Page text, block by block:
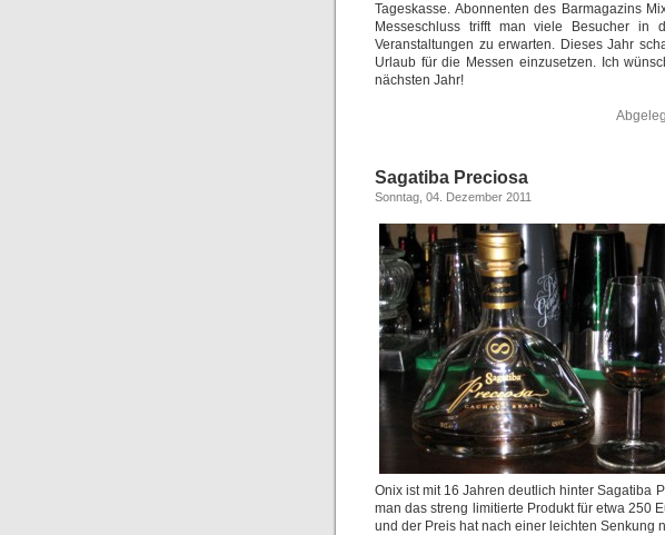
Tageskasse. Abonnenten des Barmagazins
Messeschluss trifft man viele Besucher
Veranstaltungen zu erwarten. Dieses Jahr
Urlaub für die Messen einzusetzen. Ich
nächsten Jahr!
Sagatiba Preciosa
Sonntag, 04. Dezember 2011
Onix ist mit 16 Jahren deutlich hinter Sagatiba
man das streng limitierte Produkt für etwa 250
und der Preis hat nach einer leichten Senkung